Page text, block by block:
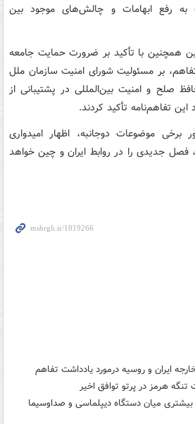
به رفع ابهامات و چالش‌های موجود بین
همچنین با تأکید بر ضرورت حمایت جامعه
بر مسئولیت شورای امنیت سازمان ملل
صلح و امنیت بین‌المللی در پشتیبانی از
این تفاهم‌نامه تأکید کردند.
موضوعات دوجانبه، اظهار امیدواری
فصل جدیدی را در روابط ایران و چین خواهد
ایران و روسیه درمورد یادداشت تفاهم
تنگه هرمز در پرتو توافق اخیر
میان دستگاه دیپلماسی و صداوسیما